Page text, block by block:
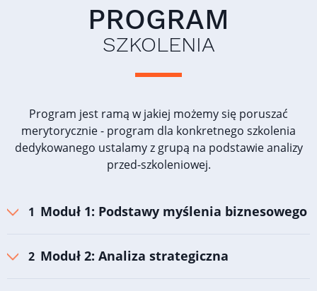
PROGRAM
SZKOLENIA
Program jest ramą w jakiej możemy się poruszać
merytorycznie - program dla konkretnego szkolenia
dedykowanego ustalamy z grupą na podstawie analizy
przed-szkoleniowej.
Moduł 1: Podstawy myślenia biznesowego
Moduł 2: Analiza strategiczna